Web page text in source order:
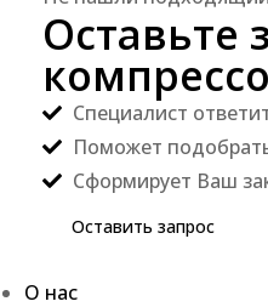
Оставьте
Специалист
Поможет
Сформирует Ваш
Оставить запрос
О нас